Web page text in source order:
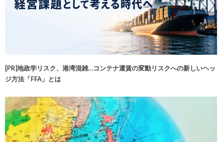
[PR]地政学リスク、港湾混雑…コンテナ運賃の変動リスクへの新しいヘッ
ジ方法「FFA」とは